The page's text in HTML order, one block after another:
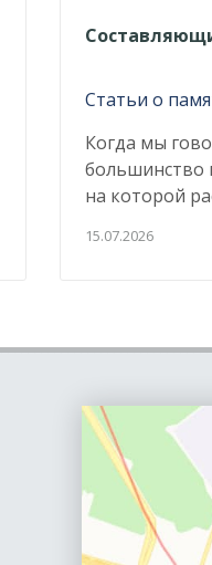
Статьи о
Когда мы
большинство
на которой
15.07.2026